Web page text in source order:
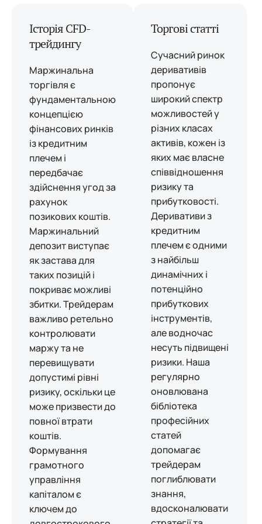
Історія CFD-
трейдингу
Маржинальна
торгівля є
фундаментальною
концепцією
фінансових ринків
із кредитним
плечем і
передбачає
здійснення угод за
рахунок
позикових коштів.
Маржинальний
депозит виступає
як застава для
таких позицій і
покриває можливі
збитки. Трейдерам
важливо ретельно
контролювати
маржу та не
перевищувати
допустимі рівні
ризику, оскільки це
може призвести до
повної втрати
коштів.
Формування
грамотного
управління
капіталом є
ключем до
Торгові статті
Сучасний ринок
деривативів
пропонує
широкий спектр
можливостей у
різних класах
активів, кожен із
яких має власне
співвідношення
ризику та
прибутковості.
Деривативи з
кредитним
плечем є одними
з найбільш
динамічних і
потенційно
прибуткових
інструментів,
але водночас
несуть підвищені
ризики. Наша
регулярно
оновлювана
бібліотека
професійних
статей
допомагає
трейдерам
поглиблювати
знання,
вдосконалювати